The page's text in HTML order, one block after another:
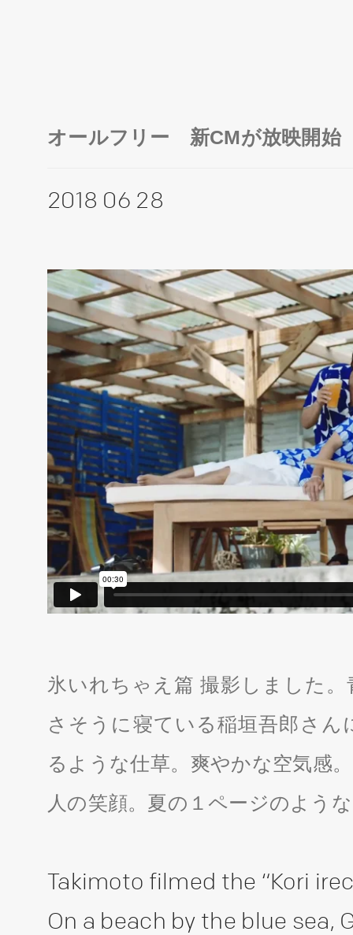
オールフリー 新CMが放映開始
2018 06 28
氷いれちゃえ篇 撮影しました
さそうに寝ている稲垣吾郎さ
るような仕草。爽やかな空気感
人の笑顔。夏の１ページのよう
Takimoto filmed the “Kori
On a beach by the blue sea,